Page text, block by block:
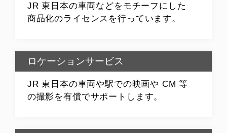
JR 東日本の車両などをモチーフにした
商品化のライセンスを行っています。
ロケーションサービス
JR 東日本の車両や駅での映画や CM 等
の撮影を有償でサポートします。